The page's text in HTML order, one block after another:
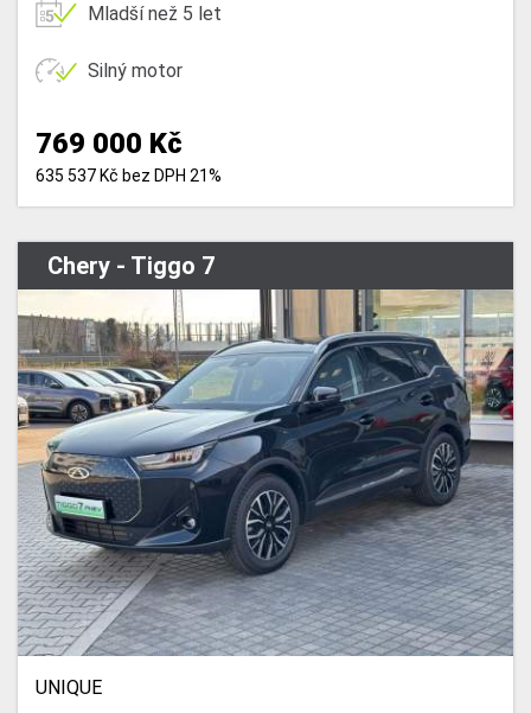
Mladší než 5 let
Silný motor
769 000 Kč
635 537 Kč bez DPH 21%
Chery - Tiggo 7
UNIQUE